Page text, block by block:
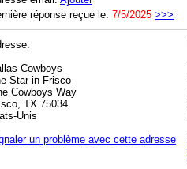
réponse reçue le: 7/5/2025 >>>
Cowboys
Star in Frisco
Cowboys Way
TX 75034
Unis
un problème avec cette adresse